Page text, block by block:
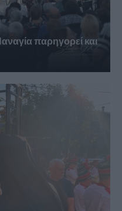
παρηγορεί και